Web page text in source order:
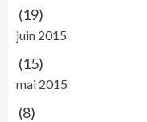
(19)
juin 2015
(15)
mai 2015
(8)